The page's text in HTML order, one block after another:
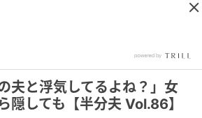
夫と浮気してるよね？」女
隠しても【半分夫 Vol.86】